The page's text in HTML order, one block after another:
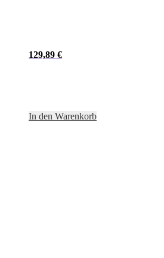
129,89 €
In den Warenkorb